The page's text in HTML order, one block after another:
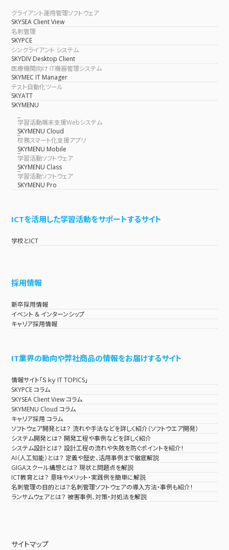
クライアント運用管理ソフトウェア
SKYSEA Client View
名刺管理
SKYPCE
シンクライアント システム
SKYDIV Desktop Client
医療機関向け IT機器管理システム
SKYMEC IT Manager
テスト自動化ツール
SKYATT
SKYMENU
学習活動端末支援Webシステム
SKYMENU Cloud
校務スマート化支援アプリ
SKYMENU Mobile
学習活動ソフトウェア
SKYMENU Class
学習活動ソフトウェア
SKYMENU Pro
ICTを活用した学習活動をサポートするサイト
学校とICT
採用情報
新卒採用情報
イベント & インターンシップ
キャリア採用情報
IT業界の動向や弊社商品の情報をお届けするサイト
情報サイト「Ｓｋｙ IT TOPICS」
SKYPCE コラム
SKYSEA Client View コラム
SKYMENU Cloud コラム
キャリア採用 コラム
ソフトウェア開発とは？ 流れや手法などを詳しく紹介（ソフトウエア開発）
システム開発とは？ 開発工程や事例などを詳しく紹介
システム設計とは？ 設計工程の流れや失敗を防ぐポイントを紹介！
AI（人工知能）とは？ 定義や歴史、活用事例まで徹底解説
GIGAスクール構想とは？ 現状と問題点を解説
ICT教育とは？ 意味やメリット・実践例を簡単に解説
名刺管理の目的とは？名刺管理ソフトウェアの導入方法・事例も紹介！
ランサムウェアとは？ 被害事例、対策・対処法を解説
サイトマップ